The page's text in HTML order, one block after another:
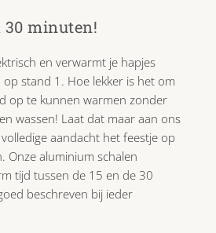
30 minuten!
en verwarmt je hapjes
stand 1. Hoe lekker is het om
op te kunnen warmen zonder
wassen! Laat dat maar aan ons
aandacht het feestje op
Onze aluminium schalen
tijd tussen de 15 en de 30
beschreven bij ieder